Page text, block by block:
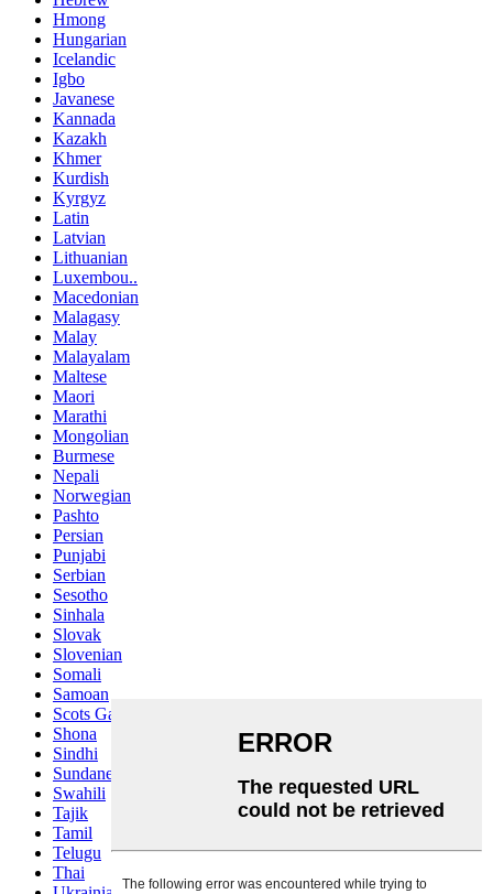
Hmong
Hungarian
Icelandic
Igbo
Javanese
Kannada
Kazakh
Khmer
Kurdish
Kyrgyz
Latin
Latvian
Lithuanian
Luxembou..
Macedonian
Malagasy
Malay
Malayalam
Maltese
Maori
Marathi
Mongolian
Burmese
Nepali
Norwegian
Pashto
Persian
Punjabi
Serbian
Sesotho
Sinhala
Slovak
Slovenian
Somali
Samoan
Scots Gaelic
Shona
Sindhi
Sundanese
Swahili
Tajik
Tamil
Telugu
Thai